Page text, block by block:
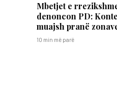
Mbetjet e
denoncon PD:
muajsh pranë
10 min më parë